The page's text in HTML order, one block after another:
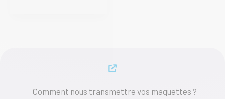
être
sur
Comment nous transmettre vos maquettes ?